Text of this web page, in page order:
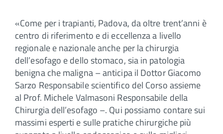
«Come per i trapianti, Padova, da oltre trent’anni è
centro di riferimento e di eccellenza a livello
regionale e nazionale anche per la chirurgia
dell’esofago e dello stomaco, sia in patologia
benigna che maligna – anticipa il Dottor Giacomo
Sarzo Responsabile scientifico del Corso assieme
al Prof. Michele Valmasoni Responsabile della
Chirurgia dell’esofago –. Qui possiamo contare sui
massimi esperti e sulle pratiche chirurgiche più